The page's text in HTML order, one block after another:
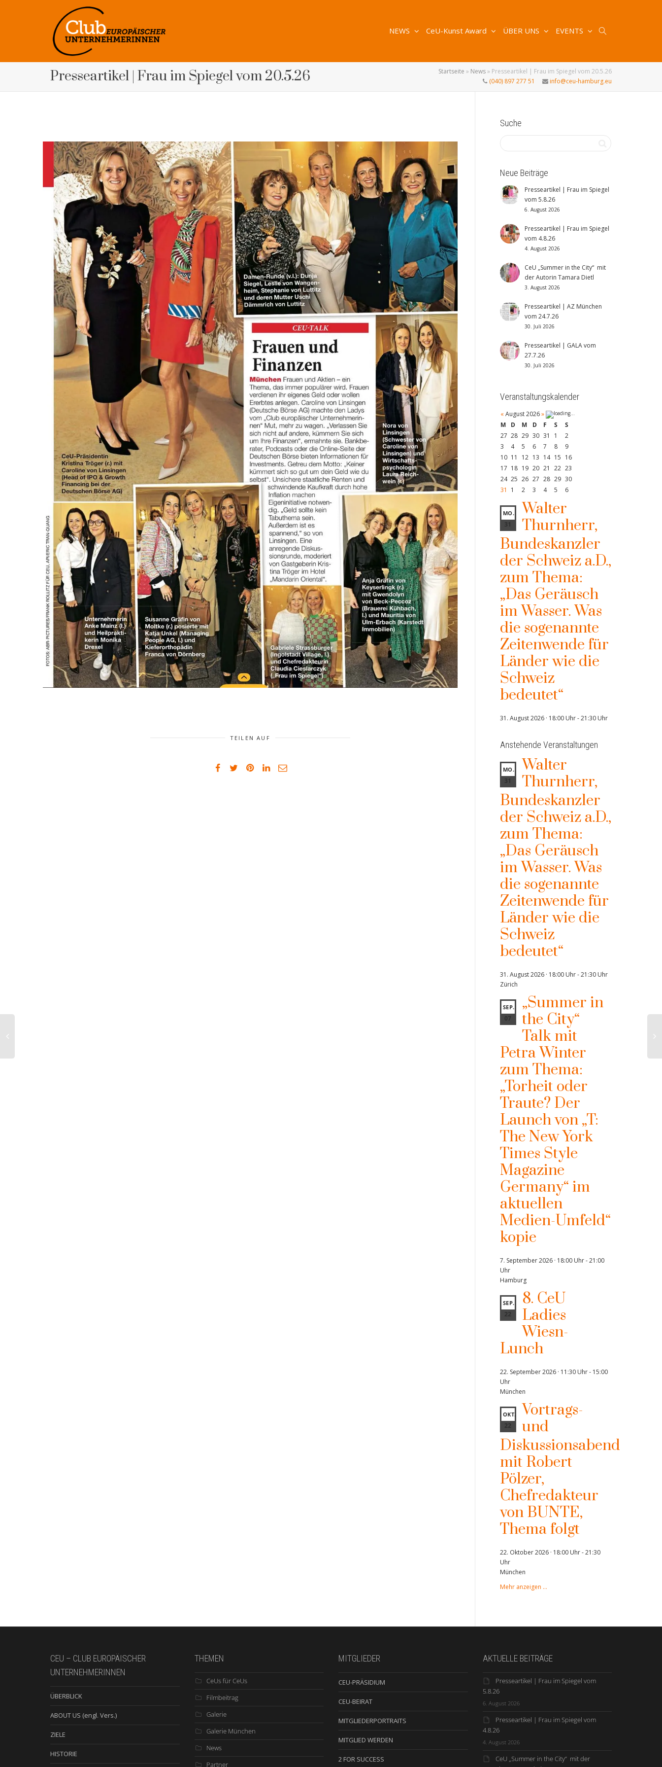
NEWS CeU-Kunst Award ÜBER UNS EVENTS
Presseartikel | Frau im Spiegel vom 20.5.26 Startseite » News» Presseartikel | Frau im Spiegel vom 20.5.26
(040) 897 277 51
info@ceu-hamburg.eu
TEILEN AUF
Suche
Neue Beiträge
Presseartikel | Frau im Spiegel
vom 5.8.26
6. August 2026
Presseartikel | Frau im Spiegel
vom 4.8.26
4. August 2026
CeU „Summer in the City“ mit
der Autorin Tamara Dietl
3. August 2026
Presseartikel | AZ München
vom 24.7.26
30. Juli 2026
Presseartikel | GALA vom
27.7.26
30. Juli 2026
Veranstaltungskalender
« August 2026 »
M
D M D F S
S
27 28 29 30 31 1
2
3
4 5 6 7 8
9
10 11 12 13 14 15 16
17 18 19 20 21 22 23
24 25 26 27 28 29 30
31
1 2 3 4 5 6
MO.
31
Walter
Thurnherr,
Bundeskanzler
der Schweiz a.D.,
zum Thema:
„Das Geräusch
im Wasser. Was
die sogenannte
Zeitenwende für
Länder wie die
Schweiz
bedeutet“
31. August 2026 · 18:00 Uhr-21:30 Uhr
Anstehende Veranstaltungen
MO.
31
Walter
Thurnherr,
Bundeskanzler
der Schweiz a.D.,
zum Thema:
„Das Geräusch
im Wasser. Was
die sogenannte
Zeitenwende für
Länder wie die
Schweiz
bedeutet“
31. August 2026 · 18:00 Uhr-21:30 Uhr
Zürich
SEP.
07
„Summer in
the City“
Talk mit
Petra Winter
zum Thema:
„Torheit oder
Traute? Der
Launch von „T:
The New York
Times Style
Magazine
Germany“ im
aktuellen
Medien-Umfeld“
kopie
7. September 2026 · 18:00 Uhr-21:00
Uhr
Hamburg
SEP.
22
8. CeU
Ladies
Wiesn-
Lunch
22. September 2026 · 11:30 Uhr- 15:00
Uhr
München
OKT.
22
Vortrags-
und
Diskussionsabend
mit Robert
Pölzer,
Chefredakteur
von BUNTE,
Thema folgt
22. Oktober 2026 · 18:00 Uhr-21:30
Uhr
München
Mehr anzeigen …
CEU – CLUB EUROPÄISCHER
UNTERNEHMERINNEN
ÜBERBLICK
ABOUT US (engl. Vers.)
ZIELE
HISTORIE
THEMEN
CeUs für CeUs
Filmbeitrag
Galerie
Galerie München
News
Partner
MITGLIEDER
CEU-PRÄSIDIUM
CEU-BEIRAT
MITGLIEDERPORTRAITS
MITGLIED WERDEN
2 FOR SUCCESS
AKTUELLE BEITRÄGE
Presseartikel | Frau im Spiegel vom
5.8.26
6. August 2026
Presseartikel | Frau im Spiegel vom
4.8.26
4. August 2026
CeU „Summer in the City“ mit der